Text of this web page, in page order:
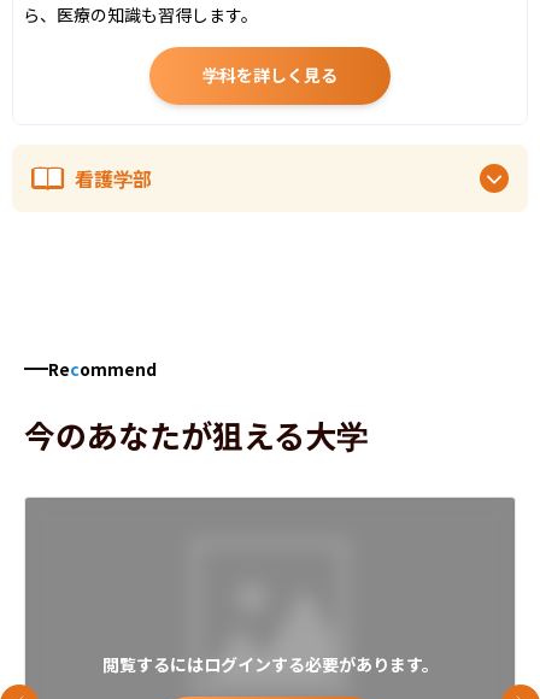
ら、医療の知識も習得します。
学科を詳しく見る
看護学部
Recommend
今のあなたが狙える大学
閲覧するにはログインする必要があります。